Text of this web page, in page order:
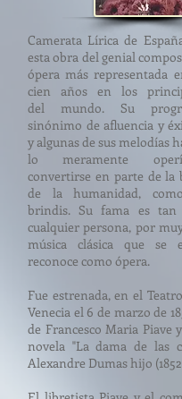
Camerata Lírica de
esta obra del genial
ópera más representada
cien años en los
del mundo. Su
sinónimo de afluencia y
y algunas de sus melodías
lo meramente
convertirse en parte de la
de la humanidad,
brindis. Su fama es tan
cualquier persona, por
música clásica que se
reconoce como ópera.
Fue estrenada, en el
Venecia el 6 de marzo de
de Francesco Maria Piave
novela "La dama de las
Alexandre Dumas hijo